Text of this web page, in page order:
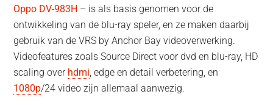
Oppo DV-983H – is als basis genomen voor de
ontwikkeling van de blu-ray speler, en ze maken daarbij
gebruik van de VRS by Anchor Bay videoverwerking.
Videofeatures zoals Source Direct voor dvd en blu-ray, HD
scaling over hdmi, edge en detail verbetering, en
1080p/24 video zijn allemaal aanwezig.